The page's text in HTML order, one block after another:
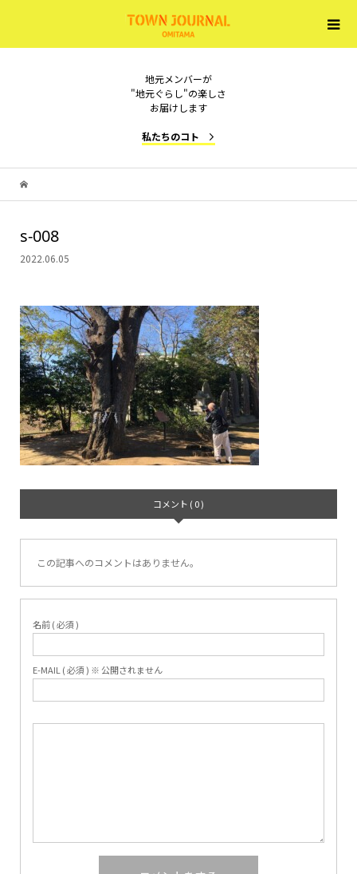
地元メンバーが
"地元ぐらし"の楽しさ
お届けします
私たちのコト
s-008
2022.06.05
コメント ( 0 )
この記事へのコメントはありません。
名前 ( 必須 )
E-MAIL ( 必須 ) ※ 公開されません